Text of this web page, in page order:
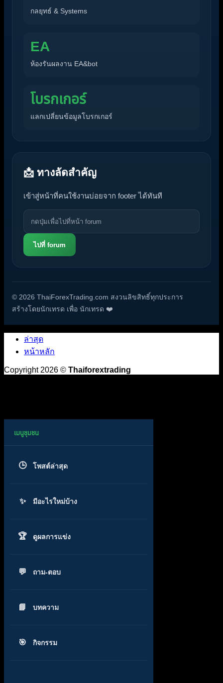
กลยุทธ์ & Systems
EA
ห้องรันผลงาน EA&bot
โบรกเกอร์
แลกเปลี่ยนข้อมูลโบรกเกอร์
📩 ทางลัดสำคัญ
เข้าสู่หน้าที่คนใช้งานบ่อยจาก footer ได้ทันที
ไปที่ forum
© 2026 ThaiForexTrading.com สงวนลิขสิทธิ์ทุกประการ
สร้างโดยนักเทรด เพื่อ นักเทรด ❤️
ล่าสุด
หน้าหลัก
Copyright 2026 © Thaiforextrading
โพสต์ล่าสุด
มีอะไรใหม่บ้าง
ดูผลการแข่ง
ถาม-ตอบ
บทความ
กิจกรรม